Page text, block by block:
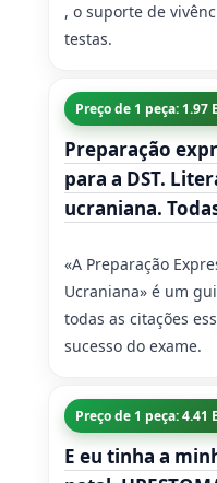
, o suporte de
testas.
Preço de 1 peça: 1.97
Preparação
para a DST.
ucraniana.
«A Preparação
Ucraniana» é um
todas as citações
sucesso do exame.
Preço de 1 peça: 4.41
E eu tinha a